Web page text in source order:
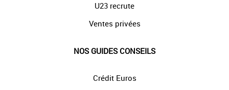
U23 recrute
Ventes privées
NOS GUIDES CONSEILS
Crédit Euros